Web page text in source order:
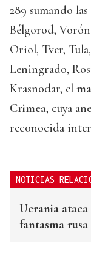
289 sumando
Bélgorod,
Oriol, Tver,
Leningrado,
Krasnodar, el
Crimea, cuya
reconocida
NOTICIAS
Ucrania
fantasma